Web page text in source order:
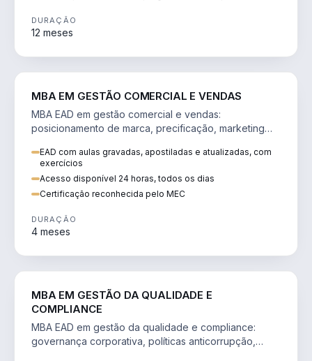
DURAÇÃO
12 meses
MBA EM GESTÃO COMERCIAL E VENDAS
MBA EAD em gestão comercial e vendas:
posicionamento de marca, precificação, marketing
EAD com aulas gravadas, apostiladas e atualizadas, com
exercícios
Acesso disponível 24 horas, todos os dias
Certificação reconhecida pelo MEC
DURAÇÃO
4 meses
MBA EM GESTÃO DA QUALIDADE E
COMPLIANCE
MBA EAD em gestão da qualidade e compliance:
governança corporativa, políticas anticorrupção,